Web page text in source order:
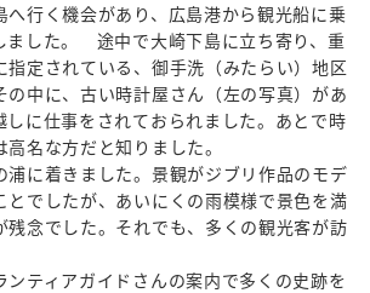
行く機会があり、広島港から観光船に乗
ました。 途中で大崎下島に立ち寄り、重
指定されている、御手洗（みたらい）地区
の中に、古い時計屋さん（左の写真）があ
しに仕事をされておられました。あとで時
名な方だと知りました。
に着きました。景観がジブリ作品のモデ
とでしたが、あいにくの雨模様で景色を満
残念でした。それでも、多くの観光客が訪
ティアガイドさんの案内で多くの史跡を